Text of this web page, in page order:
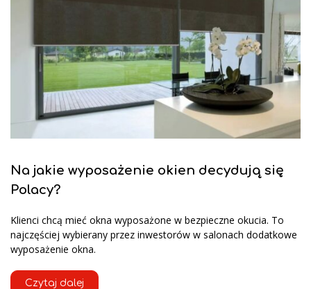
Na jakie wyposażenie okien decydują się
Polacy?
Klienci chcą mieć okna wyposażone w bezpieczne okucia. To
najczęściej wybierany przez inwestorów w salonach dodatkowe
wyposażenie okna.
Czytaj dalej